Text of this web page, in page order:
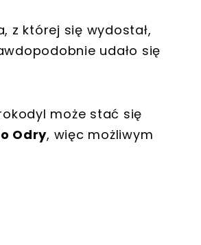
z której się wydostał,
udało się
może stać się
Odry, więc możliwym